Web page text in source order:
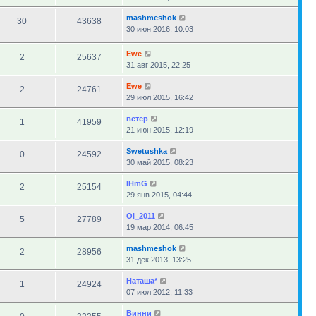
30 43638
mashmeshok
30 июн 2016, 10:03
2 25637
Ewe
31 авг 2015, 22:25
2 24761
Ewe
29 июл 2015, 16:42
1 41959
ветер
21 июн 2015, 12:19
0 24592
Swetushka
30 май 2015, 08:23
2 25154
IHmG
29 янв 2015, 04:44
5 27789
Ol_2011
19 мар 2014, 06:45
2 28956
mashmeshok
31 дек 2013, 13:25
1 24924
Наташа*
07 июл 2012, 11:33
Винни